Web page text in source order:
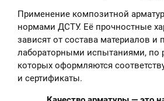
Применение композитной
нормами ДСТУ. Её прочностные
зависят от состава материалов и
лабораторными испытаниями, по
которых оформляются
и сертификаты.